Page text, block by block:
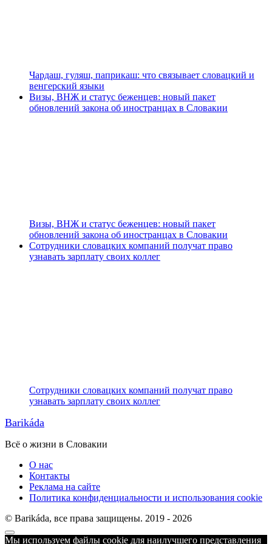
Чардаш, гуляш, паприкаш: что связывает словацкий и
венгерский языки
Визы, ВНЖ и статус беженцев: новый пакет
обновлений закона об иностранцах в Словакии
Визы, ВНЖ и статус беженцев: новый пакет
обновлений закона об иностранцах в Словакии
Сотрудники словацких компаний получат право
узнавать зарплату своих коллег
Сотрудники словацких компаний получат право
узнавать зарплату своих коллег
Barikáda
Всё о жизни в Словакии
О нас
Контакты
Реклама на сайте
Политика конфиденциальности и использования cookie
© Barikáda, все права защищены. 2019 - 2026
Прокрутка
Мы используем файлы cookie для наилучшего представления